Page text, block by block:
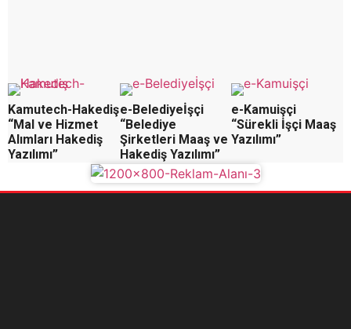
Kamutech-Hakediş
“Mal ve Hizmet
Alımları Hakediş
Yazılımı”
e-Belediyeİşçi
“Belediye
Şirketleri Maaş ve
Hakediş Yazılımı”
e-Kamuişçi
“Sürekli İşçi Maaş
Yazılımı”